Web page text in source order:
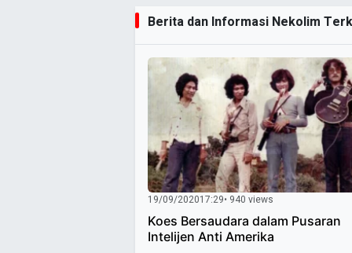
Berita dan Informasi Nekolim
19/09/202017:29• 940 views
Koes Bersaudara dalam Pusaran
Intelijen Anti Amerika